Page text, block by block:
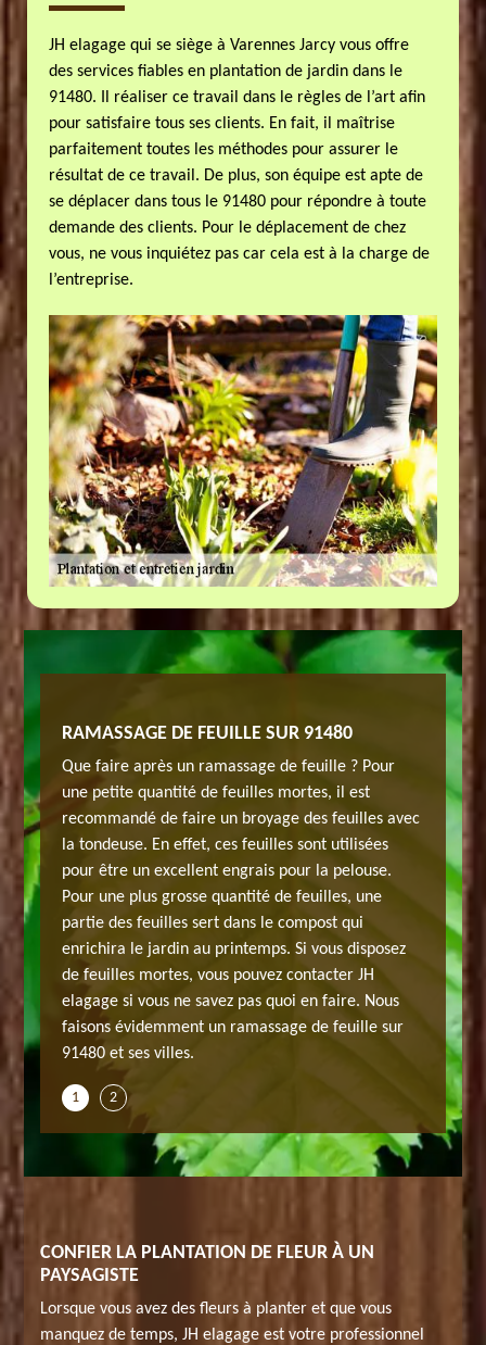
JH elagage qui se siège à Varennes Jarcy vous offre
des services fiables en plantation de jardin dans le
91480. Il réaliser ce travail dans le règles de l’art afin
pour satisfaire tous ses clients. En fait, il maîtrise
parfaitement toutes les méthodes pour assurer le
résultat de ce travail. De plus, son équipe est apte de
se déplacer dans tous le 91480 pour répondre à toute
demande des clients. Pour le déplacement de chez
vous, ne vous inquiétez pas car cela est à la charge de
l’entreprise.
JH
qui
RAMASSAGE DE FEUILLE SUR 91480
Que faire après un ramassage de feuille ? Pour
une petite quantité de feuilles mortes, il est
recommandé de faire un broyage des feuilles avec
la tondeuse. En effet, ces feuilles sont utilisées
pour être un excellent engrais pour la pelouse.
Pour une plus grosse quantité de feuilles, une
partie des feuilles sert dans le compost qui
enrichira le jardin au printemps. Si vous disposez
de feuilles mortes, vous pouvez contacter JH
elagage si vous ne savez pas quoi en faire. Nous
faisons évidemment un ramassage de feuille sur
91480 et ses villes.
pour la
en
verts.
1 2
CONFIER LA PLANTATION DE FLEUR À UN
PAYSAGISTE
Lorsque vous avez des fleurs à planter et que vous
manquez de temps, JH elagage est votre professionnel